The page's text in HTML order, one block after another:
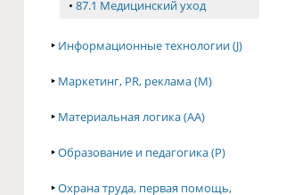
• 87.1 Медицинский уход
‣ Информационные технологии (J)
‣ Маркетинг, PR, реклама (M)
‣ Материальная логика (AA)
‣Образование и педагогика (P)
‣Охрана труда, первая помощь,